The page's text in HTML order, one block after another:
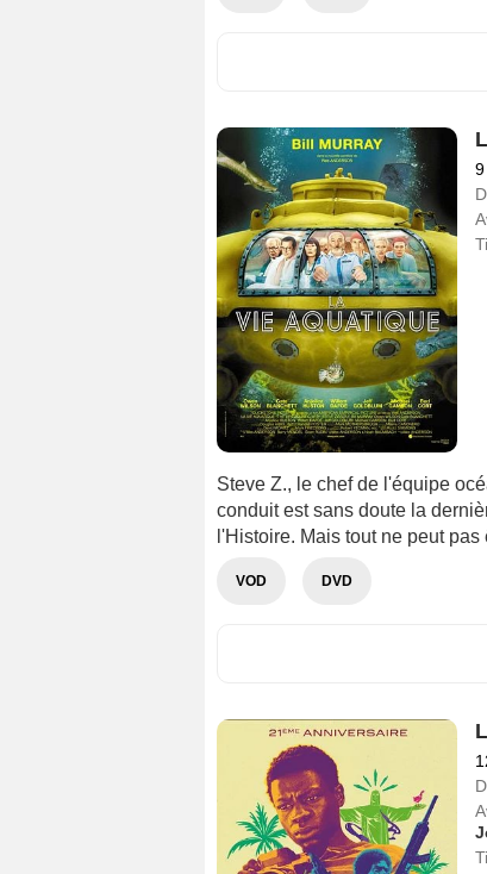
Steve Z., le chef de l'équipe
conduit est sans doute la
l'Histoire. Mais tout ne peut
VOD DVD